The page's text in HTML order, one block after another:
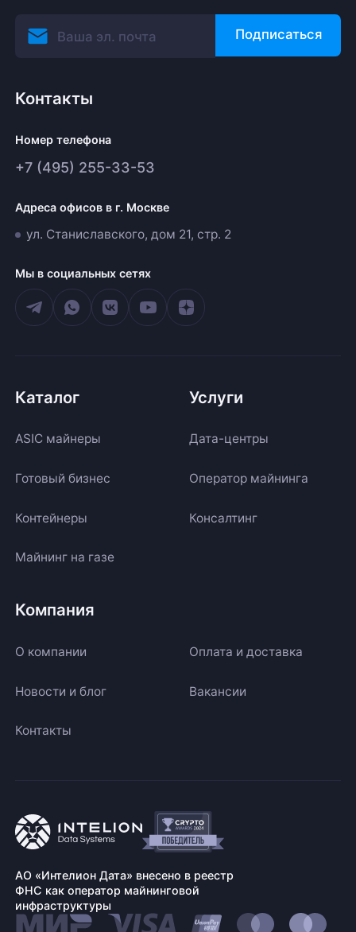
Подписаться
Контакты
Номер телефона
+7 (495) 255-33-53
Адреса офисов в г. Москве
ул. Станиславского, дом 21, стр. 2
Мы в социальных сетях
Каталог
ASIC майнеры
Готовый бизнес
Контейнеры
Майнинг на газе
Услуги
Дата-центры
Оператор майнинга
Консалтинг
Компания
О компании Оплата и доставка
Новости и блог Вакансии
Контакты
АО «Интелион Дата» внесено в реестр
ФНС как оператор майнинговой
инфраструктуры